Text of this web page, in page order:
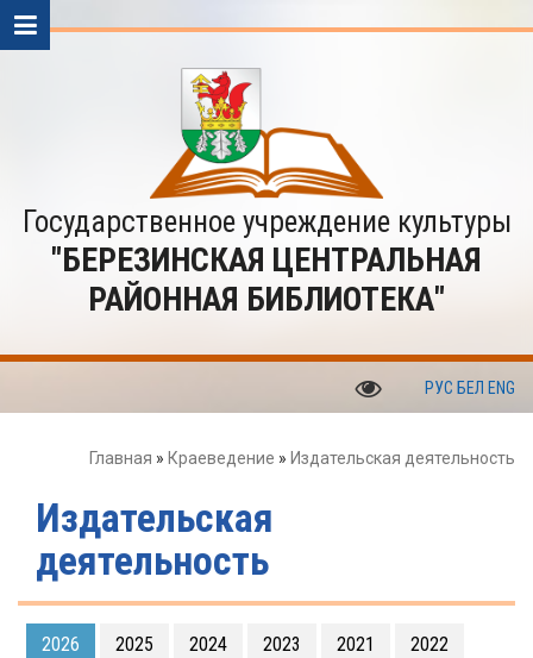
Государственное учреждение культуры
"БЕРЕЗИНСКАЯ ЦЕНТРАЛЬНАЯ
РАЙОННАЯ БИБЛИОТЕКА"
РУС БЕЛ ENG
Главная » Краеведение » Издательская деятельность
Издательская
деятельность
2026 2025 2024 2023 2021
2022